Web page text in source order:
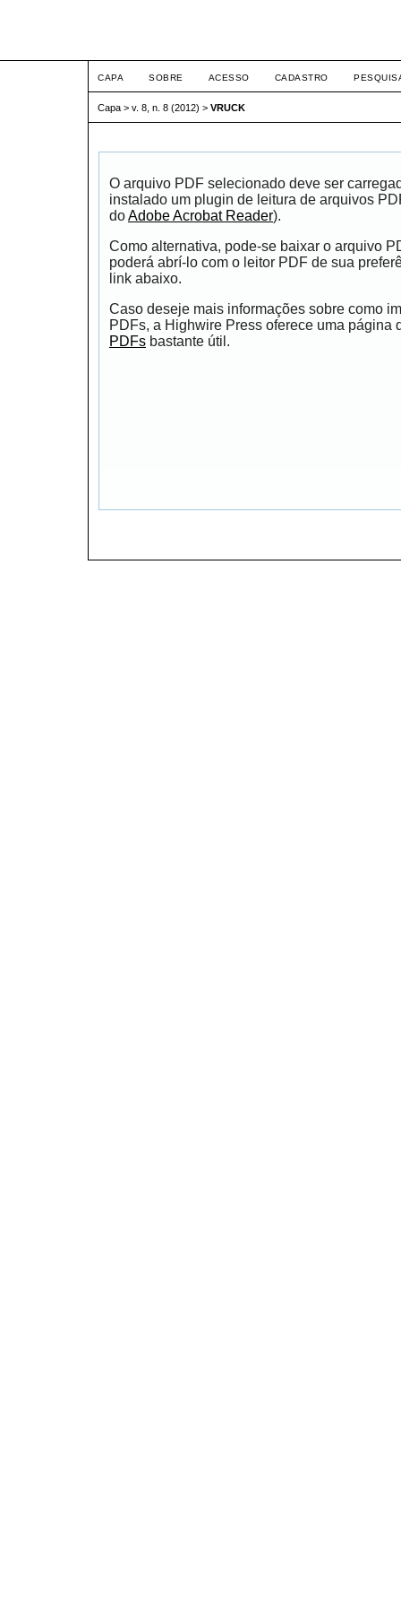
CAPA SOBRE ACESSO CADASTRO
Capa > v. 8, n. 8 (2012) > VRUCK
O arquivo PDF selecionado deve ser
instalado um plugin de leitura de arquivos
doAdobe Acrobat Reader).
Como alternativa, pode-se baixar o arquivo
poderá abrí-lo com o leitor PDF de sua
link abaixo.
Caso deseje mais informações sobre como
PDFs, a Highwire Press oferece uma página
PDFs bastante útil.